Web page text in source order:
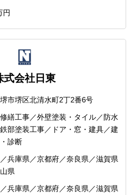
円
式会社日東
市堺区北清水町2丁2番6号
繕工事／外壁塗装・タイル／防水
部塗装工事／ドア・窓・建具／建
診断
兵庫県／京都府／奈良県／滋賀県
県
兵庫県／京都府／奈良県／滋賀県